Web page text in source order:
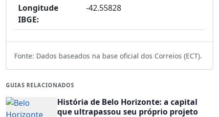
Longitude
IBGE:
-42.55828
Fonte: Dados baseados na base oficial dos Correios (ECT).
GUIAS RELACIONADOS
História de Belo Horizonte: a capital
que ultrapassou seu próprio projeto